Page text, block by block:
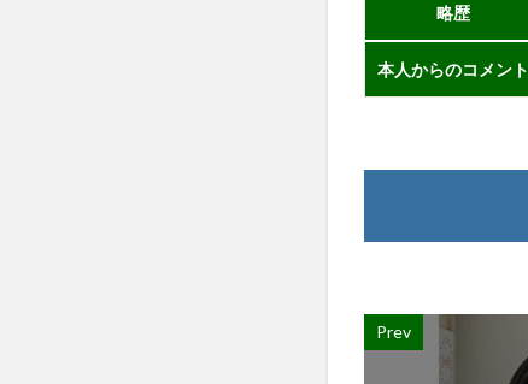
略歴
本人からのコメント
Prev